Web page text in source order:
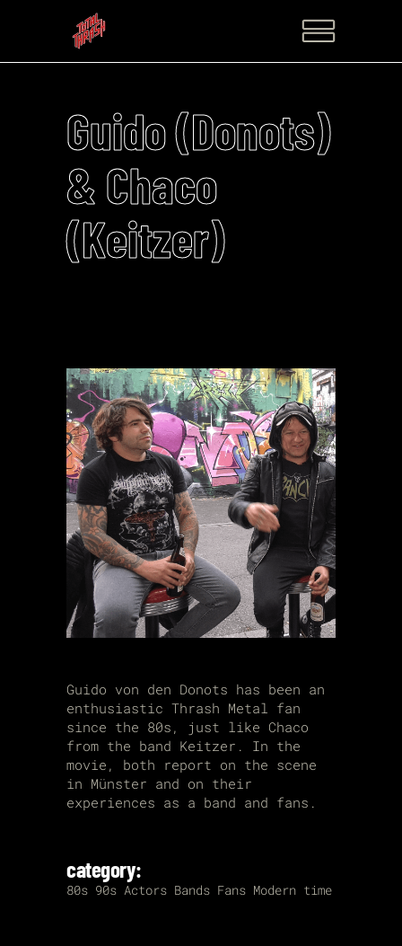
Guido (Donots)
& Chaco
(Keitzer)
Guido von den Donots has been an
enthusiastic Thrash Metal fan
since the 80s, just like Chaco
from the band Keitzer. In the
movie, both report on the scene
in Münster and on their
experiences as a band and fans.
category:
80s 90s Actors Bands Fans Modern time